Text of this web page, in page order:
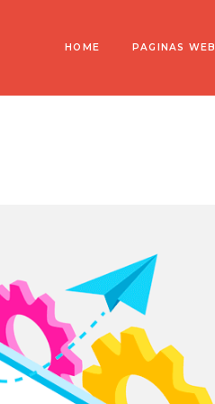
HOME PAGINAS WEB